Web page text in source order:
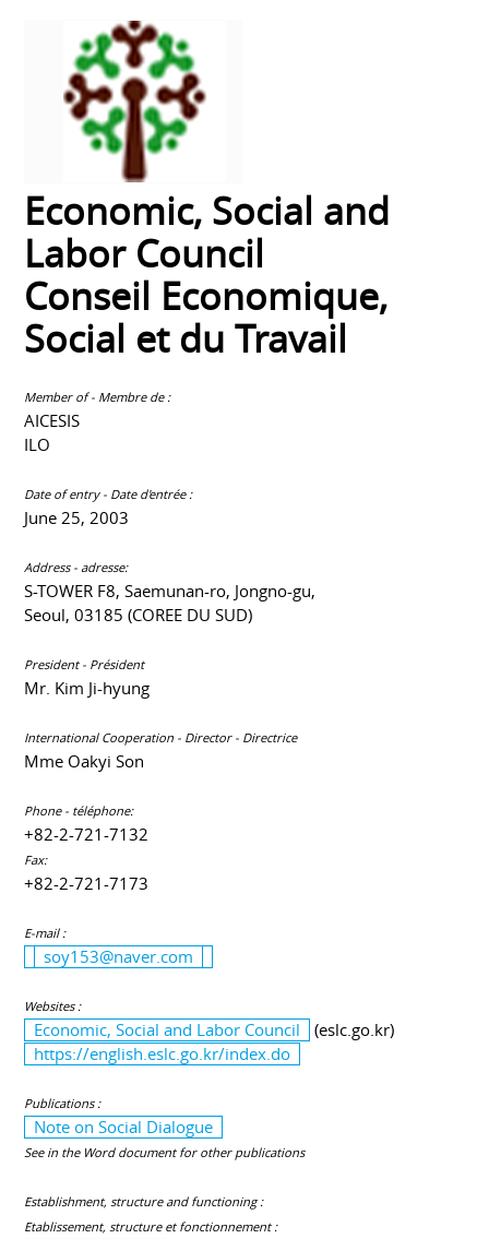
Economic, Social and
Labor Council
Conseil Economique,
Social et du Travail
Member of - Membre de :
AICESIS
ILO
Date of entry - Date d'entrée :
June 25, 2003
Address - adresse:
S-TOWER F8, Saemunan-ro, Jongno-gu,
Seoul, 03185 (COREE DU SUD)
President - Président
Mr. Kim Ji-hyung
International Cooperation - Director - Directrice
Mme Oakyi Son
Phone - téléphone:
+82-2-721-7132
Fax:
+82-2-721-7173
E-mail :
soy153@naver.com
Websites :
Economic, Social and Labor Council
(eslc.go.kr)
https://english.eslc.go.kr/index.do
Publications :
Note on Social Dialogue
See in the Word document for other publications
Establishment, structure and functioning :
Etablissement, structure et fonctionnement :